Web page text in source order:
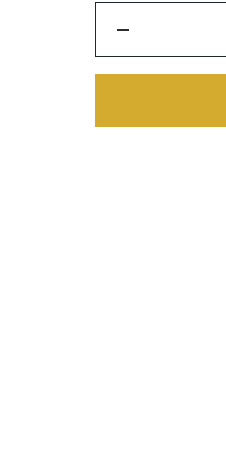
Auksiniai
vinukai